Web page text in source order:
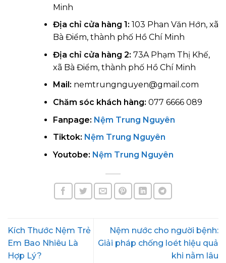
Minh
Địa chỉ cửa hàng 1: 103 Phan Văn Hớn, xã
Bà Điểm, thành phố Hồ Chí Minh
Địa chỉ cửa hàng 2: 73A Phạm Thị Khế,
xã Bà Điểm, thành phố Hồ Chí Minh
Mail: nemtrungnguyen@gmail.com
Chăm sóc khách hàng: 077 6666 089
Fanpage: Nệm Trung Nguyên
Tiktok: Nệm Trung Nguyên
Youtobe: Nệm Trung Nguyên
Kích Thước Nệm Trẻ
Em Bao Nhiêu Là
Hợp Lý?
Nệm nước cho người bệnh:
Giải pháp chống loét hiệu quả
khi nằm lâu